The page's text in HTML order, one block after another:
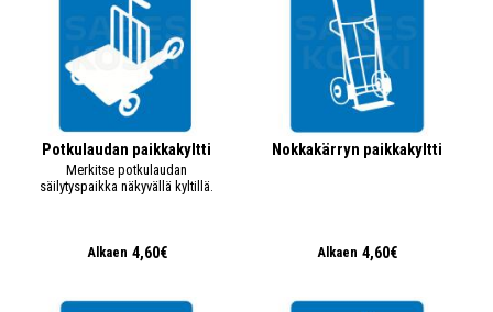
Potkulaudan paikkakyltti
Merkitse potkulaudan
säilytyspaikka näkyvällä kyltillä.
Alkaen 4,60€
Nokkakärryn paikkakyltti
Alkaen 4,60€